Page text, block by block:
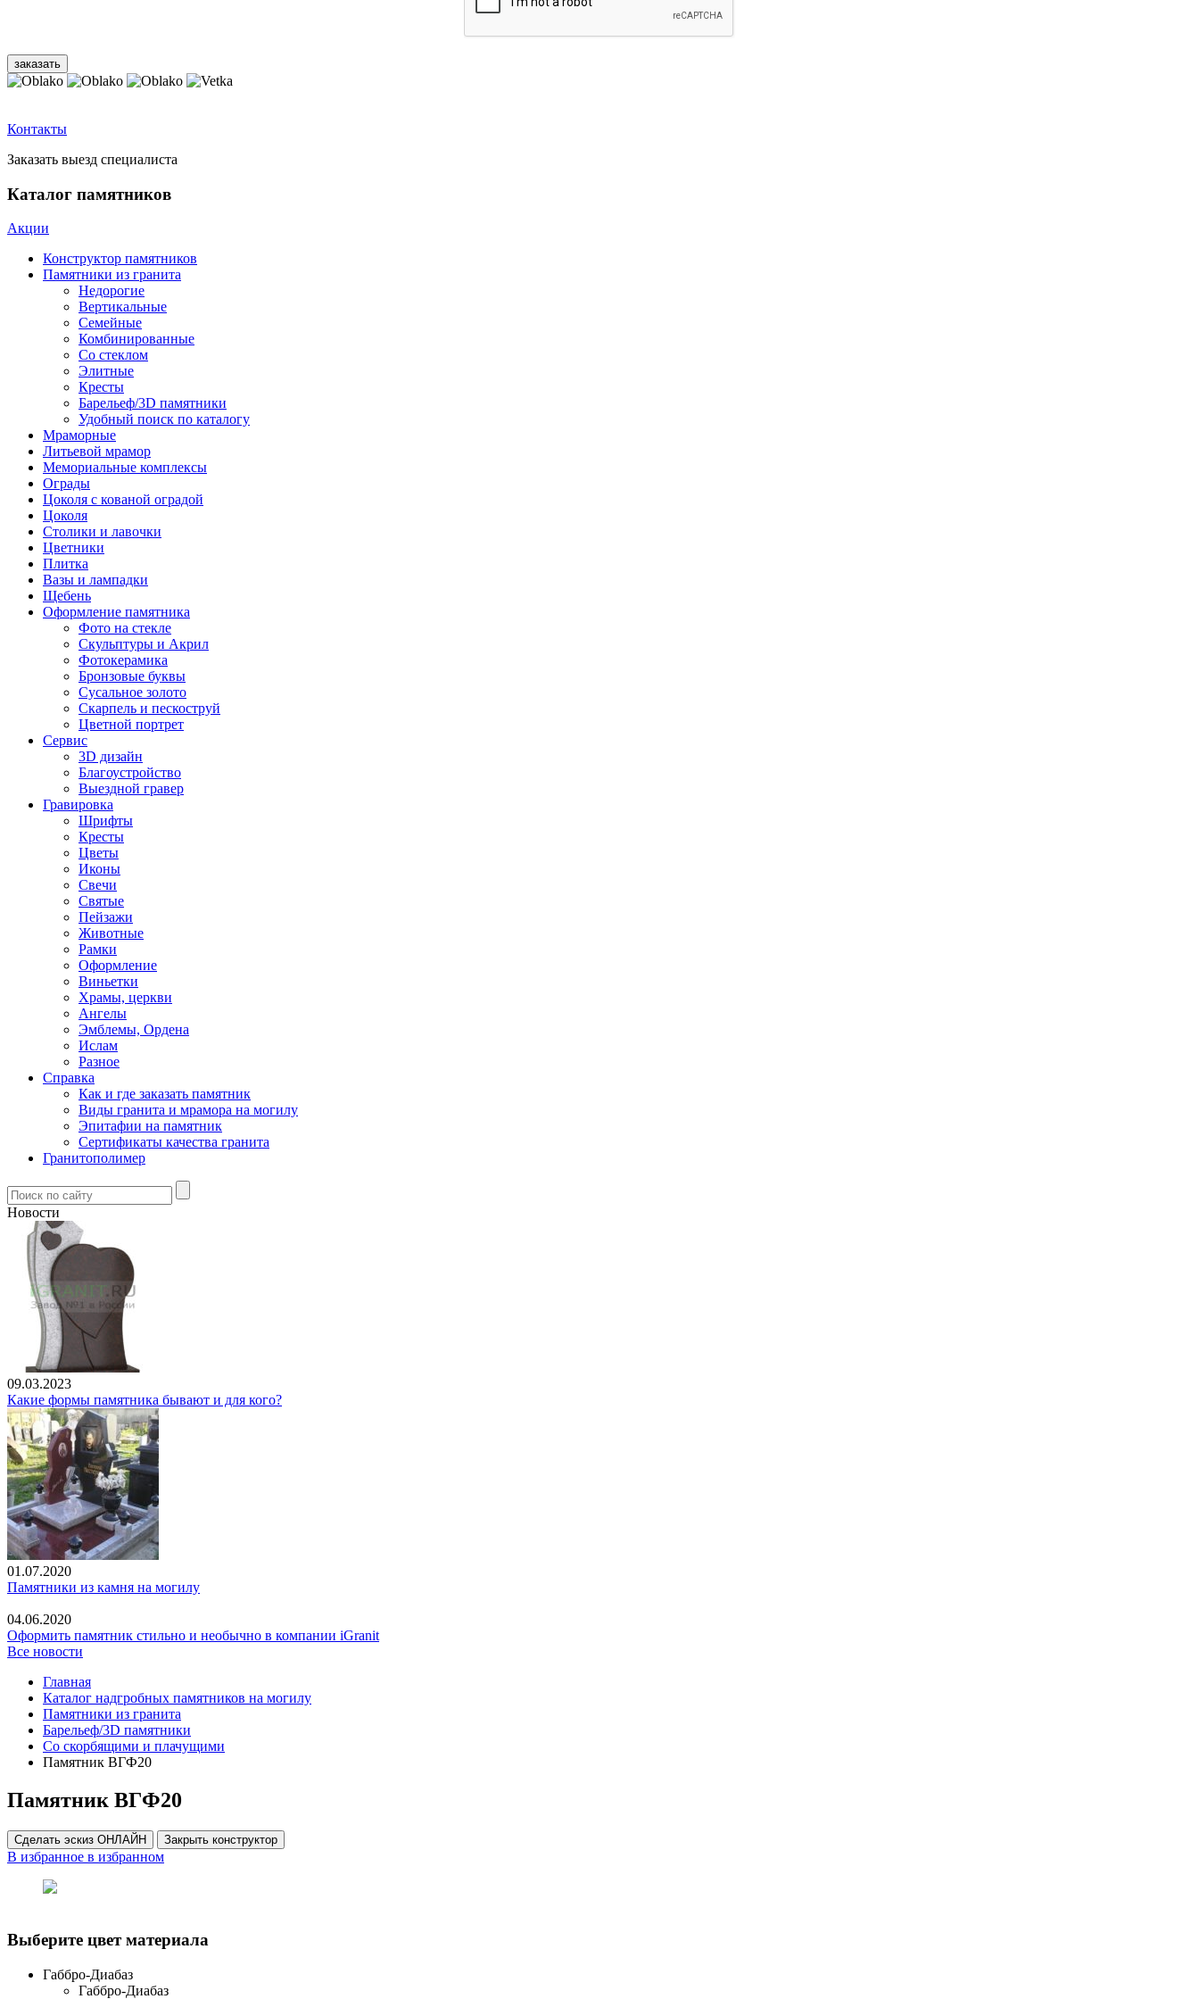
Контакты
Заказать выезд специалиста
Каталог памятников
Акции
Конструктор памятников
Памятники из гранита
Недорогие
Вертикальные
Семейные
Комбинированные
Со стеклом
Элитные
Кресты
Барельеф/3D памятники
Удобный поиск по каталогу
Мраморные
Литьевой мрамор
Мемориальные комплексы
Ограды
Цоколя с кованой оградой
Цоколя
Столики и лавочки
Цветники
Плитка
Вазы и лампадки
Щебень
Оформление памятника
Фото на стекле
Скульптуры и Акрил
Фотокерамика
Бронзовые буквы
Сусальное золото
Скарпель и пескоструй
Цветной портрет
Сервис
3D дизайн
Благоустройство
Выездной гравер
Гравировка
Шрифты
Кресты
Цветы
Иконы
Свечи
Святые
Пейзажи
Животные
Рамки
Оформление
Виньетки
Храмы, церкви
Ангелы
Эмблемы, Ордена
Ислам
Разное
Справка
Как и где заказать памятник
Виды гранита и мрамора на могилу
Эпитафии на памятник
Сертификаты качества гранита
Гранитополимер
Новости
09.03.2023
Какие формы памятника бывают и для кого?
01.07.2020
Памятники из камня на могилу
04.06.2020
Оформить памятник стильно и необычно в компании iGranit
Все новости
Главная
Каталог надгробных памятников на могилу
Памятники из гранита
Барельеф/3D памятники
Со скорбящими и плачущими
Памятник ВГФ20
Памятник ВГФ20
Сделать эскиз ОНЛАЙН Закрыть конструктор
В избранное в избранном
Выберите цвет материала
Габбро-Диабаз
Габбро-Диабаз